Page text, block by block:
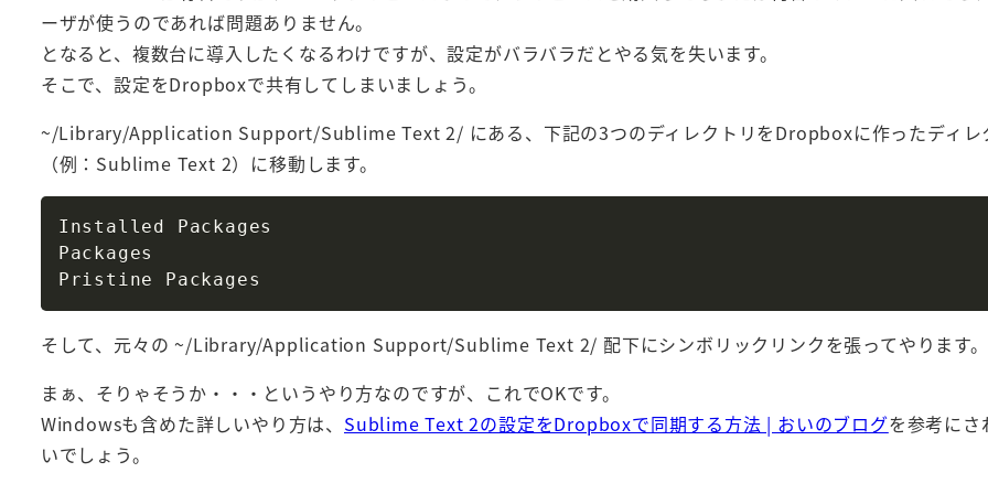
ーザが使うのであれば問題ありません。
となると、複数台に導入したくなるわけですが、設定がバラバラだとやる気を失います。
そこで、設定をDropboxで共有してしまいましょう。
~/Library/Application Support/Sublime Text 2/ にある、下記の3つのディレクトリをDropboxに作ったディレ
（例：Sublime Text 2）に移動します。
Installed Packages
Packages
そして、元々の ~/Library/Application Support/Sublime Text 2/ 配下にシンボリックリンクを張ってやります。
まぁ、そりゃそうか・・・というやり方なのですが、これでOKです。
Windowsも含めた詳しいやり方は、 Sublime Text 2の設定をDropboxで同期する方法 | おいのブログを参考にさ
いでしょう。